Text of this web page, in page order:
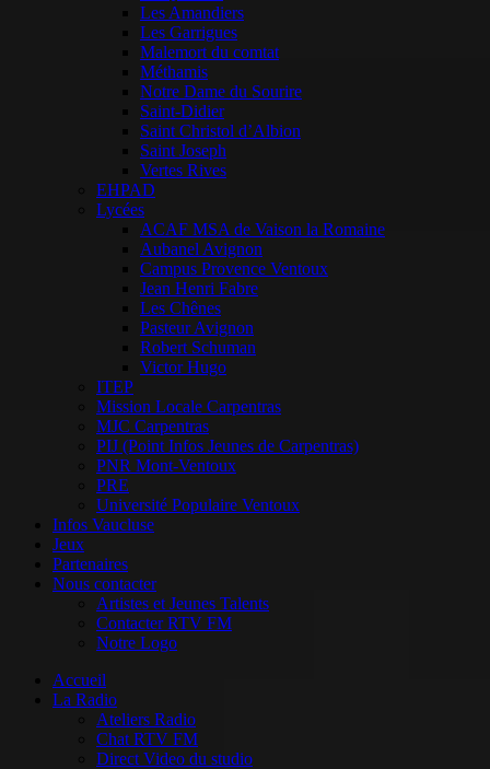
Les Amandiers
Les Garrigues
Malemort du comtat
Méthamis
Notre Dame du Sourire
Saint-Didier
Saint Christol d’Albion
Saint Joseph
Vertes Rives
EHPAD
Lycées
ACAF MSA de Vaison la Romaine
Aubanel Avignon
Campus Provence Ventoux
Jean Henri Fabre
Les Chênes
Pasteur Avignon
Robert Schuman
Victor Hugo
ITEP
Mission Locale Carpentras
MJC Carpentras
PIJ (Point Infos Jeunes de Carpentras)
PNR Mont-Ventoux
PRE
Université Populaire Ventoux
Infos Vaucluse
Jeux
Partenaires
Nous contacter
Artistes et Jeunes Talents
Contacter RTV FM
Notre Logo
Accueil
La Radio
Ateliers Radio
Chat RTV FM
Direct Video du studio